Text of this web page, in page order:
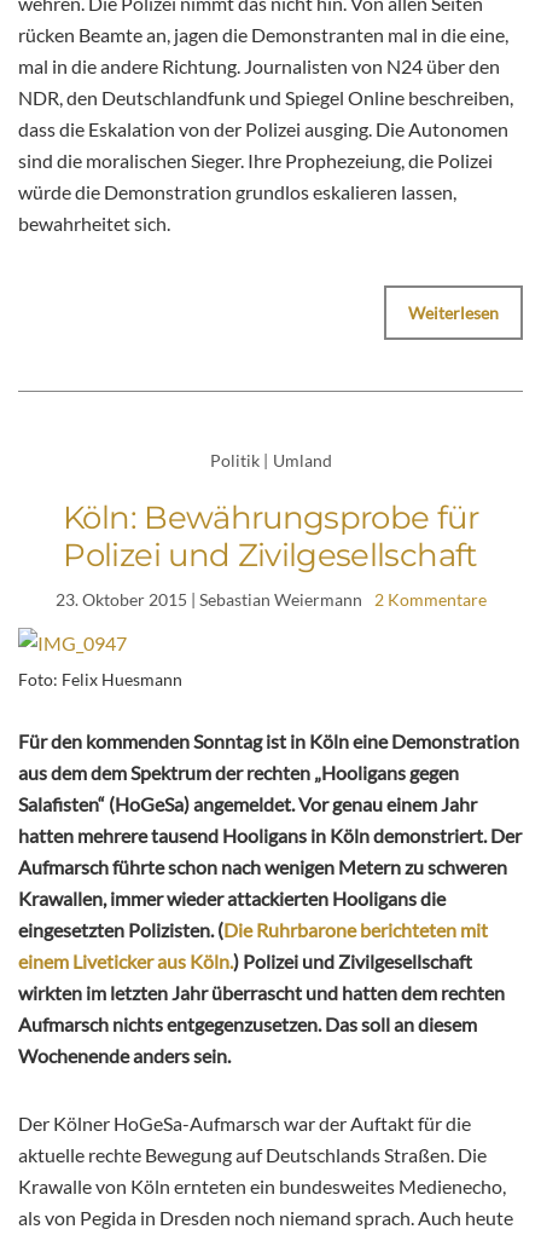
rücken Beamte an, jagen die Demonstranten mal in die eine,
mal in die andere Richtung. Journalisten von N24 über den
NDR, den Deutschlandfunk und Spiegel Online beschreiben,
dass die Eskalation von der Polizei ausging. Die Autonomen
sind die moralischen Sieger. Ihre Prophezeiung, die Polizei
würde die Demonstration grundlos eskalieren lassen,
bewahrheitet sich.
Weiterlesen
Politik | Umland
Köln: Bewährungsprobe für
Polizei und Zivilgesellschaft
23. Oktober 2015 | Sebastian Weiermann 2 Kommentare
Foto: Felix Huesmann
Für den kommenden Sonntag ist in Köln eine Demonstration
aus dem dem Spektrum der rechten „Hooligans gegen
Salafisten“ (HoGeSa) angemeldet. Vor genau einem Jahr
hatten mehrere tausend Hooligans in Köln demonstriert. Der
Aufmarsch führte schon nach wenigen Metern zu schweren
Krawallen, immer wieder attackierten Hooligans die
eingesetzten Polizisten. (Die Ruhrbarone berichteten mit
einem Liveticker aus Köln.) Polizei und Zivilgesellschaft
wirkten im letzten Jahr überrascht und hatten dem rechten
Aufmarsch nichts entgegenzusetzen. Das soll an diesem
Wochenende anders sein.
Der Kölner HoGeSa-Aufmarsch war der Auftakt für die
aktuelle rechte Bewegung auf Deutschlands Straßen. Die
Krawalle von Köln ernteten ein bundesweites Medienecho,
als von Pegida in Dresden noch niemand sprach. Auch heute